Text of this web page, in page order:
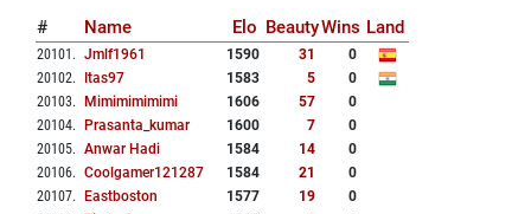
# Name Elo BeautyWins Land
20101 . Jmlf1961 1590 31
0
20102. Itas97 1583 5
0
20103. Mimimimimimi 1606 57
0
20104. Prasanta_kumar 1600 7
0
20105. Anwar Hadi 1584 14
0
20106. Coolgamer121287 1584 21
0
20107. Eastboston 1577 19
0